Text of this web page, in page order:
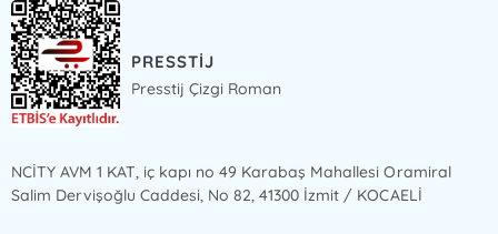
PRESSTİJ
Presstij Çizgi Roman
NCİTY AVM 1 KAT, iç kapı no 49 Karabaş Mahallesi Oramiral
Salim Dervişoğlu Caddesi, No 82, 41300 İzmit / KOCAELİ